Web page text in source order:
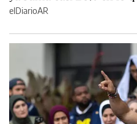
elDiarioAR